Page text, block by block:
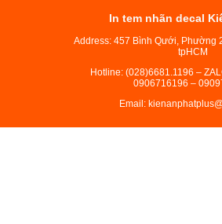
In tem nhãn decal
Address: 457 Bình Qưới, Phường
tpHCM
Hotline: (028)6681.1196 –
0906716196 –
Email: